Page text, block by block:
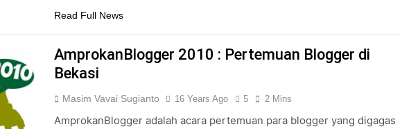
Read Full News
AmprokanBlogger 2010 : Pertemuan Blogger di
Bekasi
Masim Vavai Sugianto 16 Years Ago 5 2 Mins
AmprokanBlogger adalah acara pertemuan para blogger yang digagas